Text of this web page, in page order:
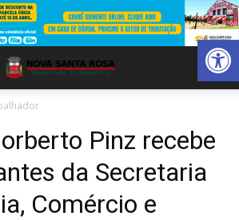
Abrir
Pinz recebe
da Secretaria
Comércio e